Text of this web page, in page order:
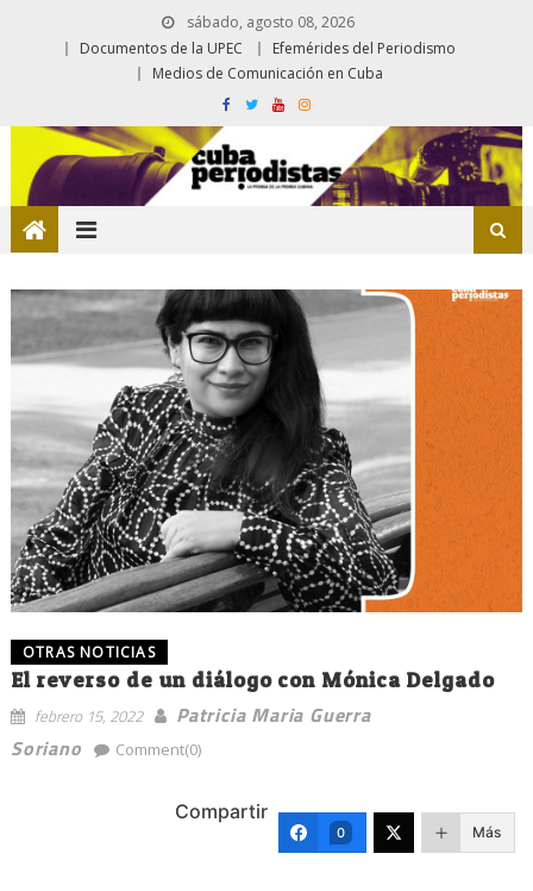
sábado, agosto 08, 2026
Documentos de la UPEC
Efemérides del Periodismo
Medios de Comunicación en Cuba
OTRAS NOTICIAS
El reverso de un diálogo con Mónica Delgado
febrero 15, 2022
Patricia Maria Guerra
Soriano
Comment(0)
Compartir
0 Más